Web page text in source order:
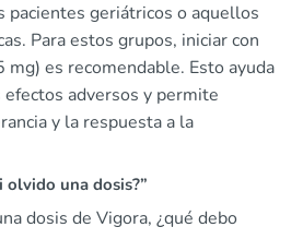
pacientes geriátricos o aquellos
Para estos grupos, iniciar con
mg) es recomendable. Esto ayuda
adversos y permite
y la respuesta a la
olvido una dosis?”
dosis de Vigora, ¿qué debo